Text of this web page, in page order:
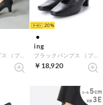
20
ing
￥18,920